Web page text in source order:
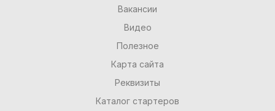
Вакансии
Видео
Полезное
Карта сайта
Реквизиты
Каталог стартеров